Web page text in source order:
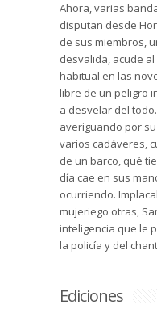
Ahora, varias
disputan desde
de sus miembros,
desvalida, acude
habitual en las
libre de un peligro
a desvelar del
averiguando por
varios cadáveres,
de un barco, qué
día cae en sus
ocurriendo.
mujeriego otras,
inteligencia que le
la policía y del
Ediciones